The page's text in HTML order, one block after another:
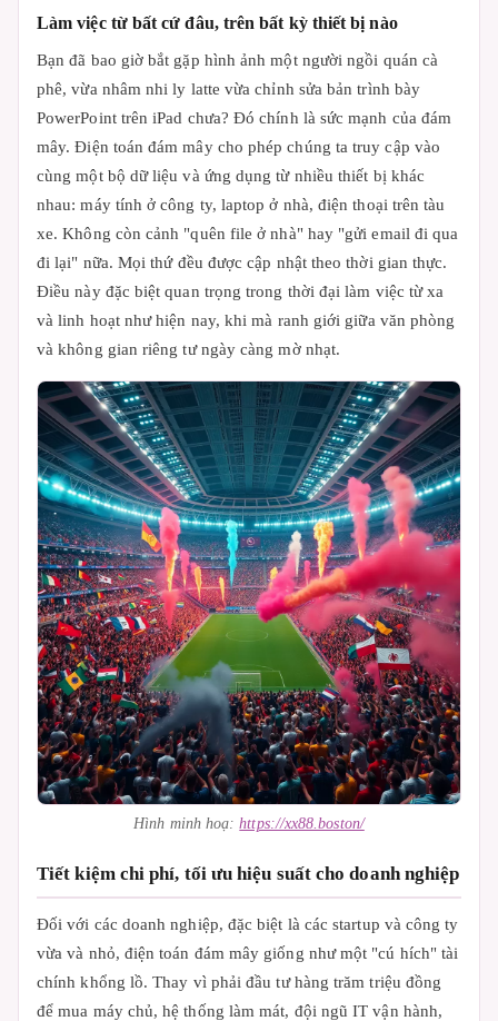
Làm việc từ bất cứ đâu, trên bất kỳ thiết bị nào
Bạn đã bao giờ bắt gặp hình ảnh một người ngồi quán cà
phê, vừa nhâm nhi ly latte vừa chỉnh sửa bản trình bày
PowerPoint trên iPad chưa? Đó chính là sức mạnh của đám
mây. Điện toán đám mây cho phép chúng ta truy cập vào
cùng một bộ dữ liệu và ứng dụng từ nhiều thiết bị khác
nhau: máy tính ở công ty, laptop ở nhà, điện thoại trên tàu
xe. Không còn cảnh "quên file ở nhà" hay "gửi email đi qua
đi lại" nữa. Mọi thứ đều được cập nhật theo thời gian thực.
Điều này đặc biệt quan trọng trong thời đại làm việc từ xa
và linh hoạt như hiện nay, khi mà ranh giới giữa văn phòng
và không gian riêng tư ngày càng mờ nhạt.
Hình minh hoạ:https://xx88.boston/
Tiết kiệm chi phí, tối ưu hiệu suất cho doanh nghiệp
Đối với các doanh nghiệp, đặc biệt là các startup và công ty
vừa và nhỏ, điện toán đám mây giống như một "cú hích" tài
chính khổng lồ. Thay vì phải đầu tư hàng trăm triệu đồng
để mua máy chủ, hệ thống làm mát, đội ngũ IT vận hành,